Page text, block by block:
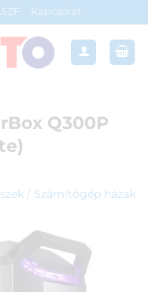
Kapcsolat
Q300P
/ Számítógép házak